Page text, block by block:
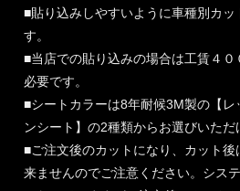
■貼り込みしやすいように車種別カッ
す。
■当店での貼り込みの場合は工賃４
必要です。
■シートカラーは8年耐候3M製の【
ンシート】の2種類からお選びいただ
■ご注文後のカットになり、カット後
来ませんのでご注意ください。シス